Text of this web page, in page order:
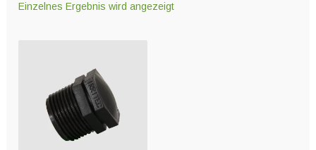
Hydro- und Aeroponiksyteme
Nährstoffe
Einzelnes Ergebnis wird angezeigt